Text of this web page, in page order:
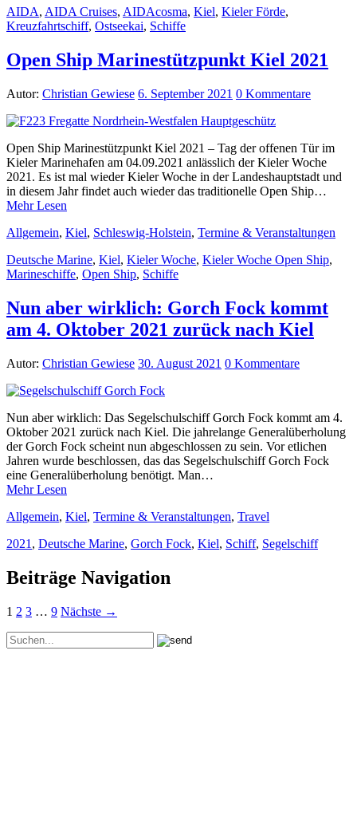
AIDA, AIDA Cruises, AIDAcosma, Kiel, Kieler Förde,
Kreuzfahrtschiff, Ostseekai, Schiffe
Open Ship Marinestützpunkt Kiel 2021
Autor: Christian Gewiese 6. September 2021 0 Kommentare
Open Ship Marinestützpunkt Kiel 2021 – Tag der offenen Tür im
Kieler Marinehafen am 04.09.2021 anlässlich der Kieler Woche
2021. Es ist mal wieder Kieler Woche in der Landeshauptstadt und
in diesem Jahr findet auch wieder das traditionelle Open Ship…
Mehr Lesen
Allgemein, Kiel, Schleswig-Holstein, Termine & Veranstaltungen
Deutsche Marine, Kiel, Kieler Woche, Kieler Woche Open Ship,
Marineschiffe, Open Ship, Schiffe
Nun aber wirklich: Gorch Fock kommt
am 4. Oktober 2021 zurück nach Kiel
Autor: Christian Gewiese 30. August 2021 0 Kommentare
Nun aber wirklich: Das Segelschulschiff Gorch Fock kommt am 4.
Oktober 2021 zurück nach Kiel. Die jahrelange Generalüberholung
der Gorch Fock scheint nun abgeschlossen zu sein. Vor etlichen
Jahren wurde beschlossen, das das Segelschulschiff Gorch Fock
eine Generalüberholung benötigt. Man…
Mehr Lesen
Allgemein, Kiel, Termine & Veranstaltungen, Travel
2021 , Deutsche Marine, Gorch Fock, Kiel, Schiff, Segelschiff
Beiträge Navigation
1 2 3 … 9 Nächste →